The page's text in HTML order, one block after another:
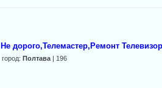
Не дорого,Телемастер,Ремонт
город: Полтава| 196